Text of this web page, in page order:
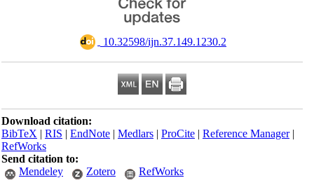
‎ 10.32598/ijn.37.149.1230.2
Download citation:
BibTeX|RIS|EndNote|Medlars|ProCite|Reference Manager
RefWorks
Send citation to:
Mendeley
Zotero RefWorks